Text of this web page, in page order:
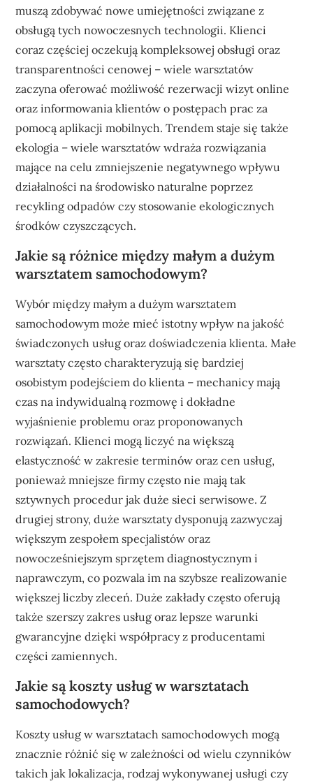
muszą zdobywać nowe umiejętności związane z
obsługą tych nowoczesnych technologii. Klienci
coraz częściej oczekują kompleksowej obsługi oraz
transparentności cenowej – wiele warsztatów
zaczyna oferować możliwość rezerwacji wizyt online
oraz informowania klientów o postępach prac za
pomocą aplikacji mobilnych. Trendem staje się także
ekologia – wiele warsztatów wdraża rozwiązania
mające na celu zmniejszenie negatywnego wpływu
działalności na środowisko naturalne poprzez
recykling odpadów czy stosowanie ekologicznych
środków czyszczących.
Jakie są różnice między małym a dużym
warsztatem samochodowym?
Wybór między małym a dużym warsztatem
samochodowym może mieć istotny wpływ na jakość
świadczonych usług oraz doświadczenia klienta. Małe
warsztaty często charakteryzują się bardziej
osobistym podejściem do klienta – mechanicy mają
czas na indywidualną rozmowę i dokładne
wyjaśnienie problemu oraz proponowanych
rozwiązań. Klienci mogą liczyć na większą
elastyczność w zakresie terminów oraz cen usług,
ponieważ mniejsze firmy często nie mają tak
sztywnych procedur jak duże sieci serwisowe. Z
drugiej strony, duże warsztaty dysponują zazwyczaj
większym zespołem specjalistów oraz
nowocześniejszym sprzętem diagnostycznym i
naprawczym, co pozwala im na szybsze realizowanie
większej liczby zleceń. Duże zakłady często oferują
także szerszy zakres usług oraz lepsze warunki
gwarancyjne dzięki współpracy z producentami
części zamiennych.
Jakie są koszty usług w warsztatach
samochodowych?
Koszty usług w warsztatach samochodowych mogą
znacznie różnić się w zależności od wielu czynników
takich jak lokalizacja, rodzaj wykonywanej usługi czy